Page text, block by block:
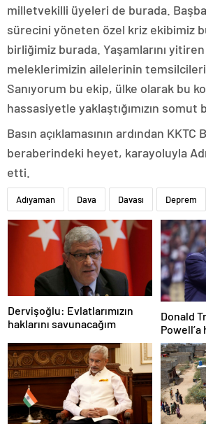
milletvekilli üyeleri de burada.
sürecini yöneten özel kriz ekibimiz
birliğimiz burada. Yaşamlarını
meleklerimizin ailelerinin temsilcileri
Sanıyorum bu ekip, ülke olarak bu
hassasiyetle yaklaştığımızın
Basın açıklamasının ardından KKTC
beraberindeki heyet, karayoluyla
etti.
Adıyaman Dava Davası Deprem
Dervişoğlu: Evlatlarımızın
haklarını savunacağım
Donald